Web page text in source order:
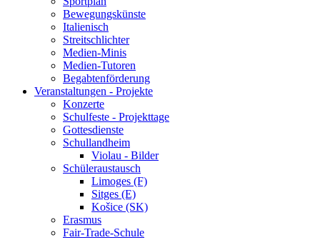
Bewegungskünste
Italienisch
Streitschlichter
Medien-Minis
Medien-Tutoren
Begabtenförderung
Veranstaltungen - Projekte
Konzerte
Schulfeste - Projekttage
Gottesdienste
Schullandheim
Violau - Bilder
Schüleraustausch
Limoges (F)
Sitges (E)
Košice (SK)
Erasmus
Fair-Trade-Schule